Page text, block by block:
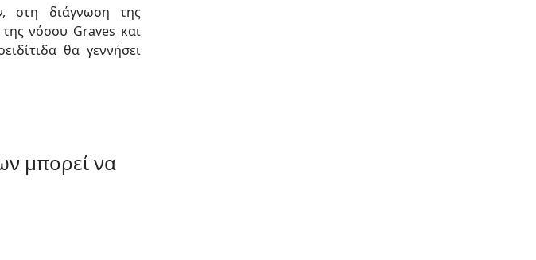
στη διάγνωση της
νόσου Graves και
θα γεννήσει
μπορεί να